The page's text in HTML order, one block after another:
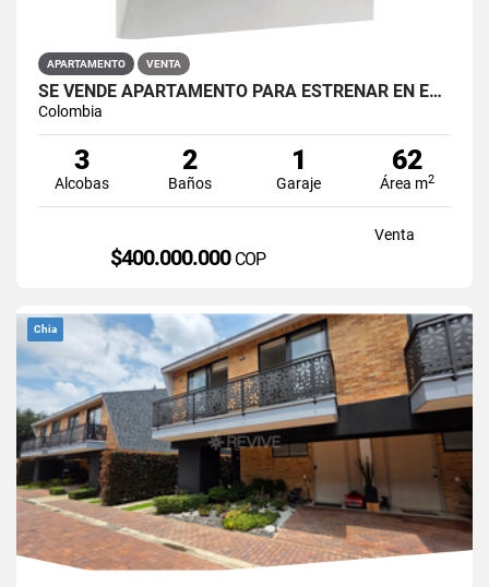
APARTAMENTO VENTA
SE VENDE APARTAMENTO PARA ESTRENAR EN EL BARRIO RESTREPO
Colombia
3
Alcobas
2
Baños
1
Garaje
62
Área m2
Venta
$400.000.000 COP
Chia